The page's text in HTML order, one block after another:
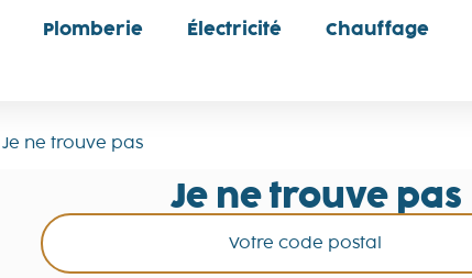
Plomberie Électricité Chauffage
Je ne trouve pas
Je ne trouve pas